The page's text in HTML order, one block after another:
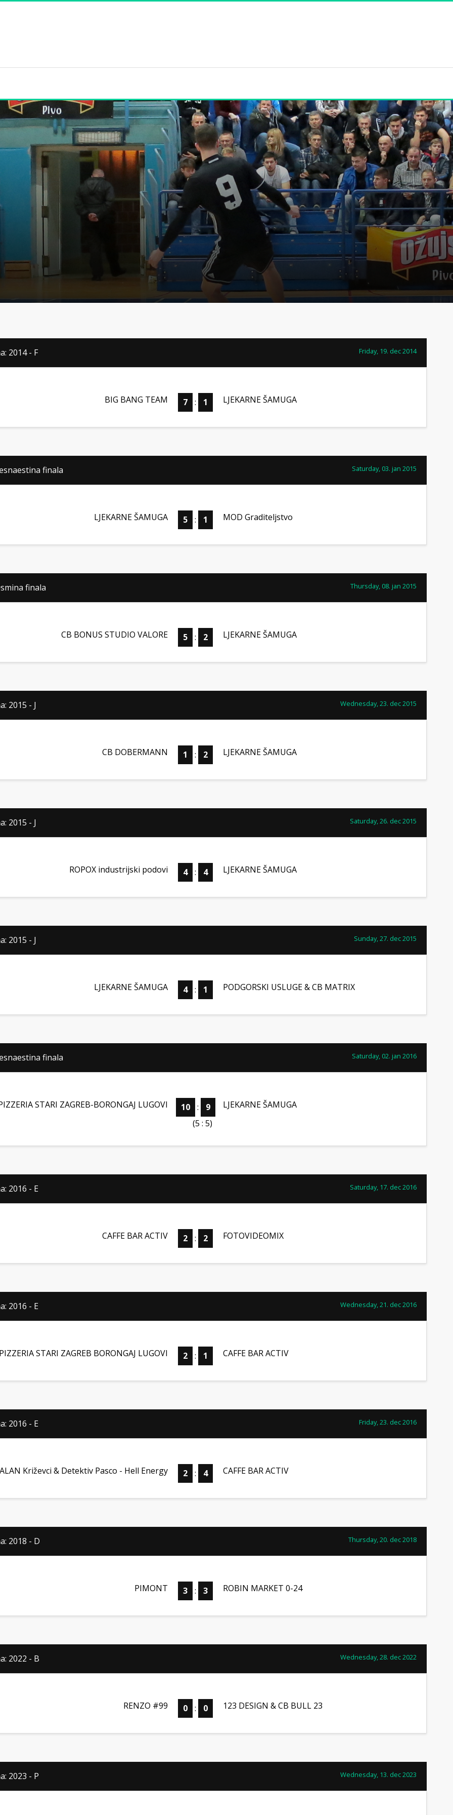
2014 - F Friday, 19. dec 2014
BIG BANG TEAM 7 : 1 LJEKARNE ŠAMUGA
finala Saturday, 03. jan 2015
LJEKARNE ŠAMUGA 5 : 1 MOD Graditeljstvo
finala Thursday, 08. jan 2015
CB BONUS STUDIO VALORE 5 : 2 LJEKARNE ŠAMUGA
2015 - J Wednesday, 23. dec 2015
CB DOBERMANN 1 : 2 LJEKARNE ŠAMUGA
2015 - J Saturday, 26. dec 2015
ROPOX industrijski podovi 4 : 4 LJEKARNE ŠAMUGA
2015 - J Sunday, 27. dec 2015
LJEKARNE ŠAMUGA 4 : 1 PODGORSKI USLUGE & CB MATRIX
finala Saturday, 02. jan 2016
STARI ZAGREB-BORONGAJ LUGOVI 10 :
9
(5 : 5)
LJEKARNE ŠAMUGA
2016 - E Saturday, 17. dec 2016
CAFFE BAR ACTIV 2 : 2 FOTOVIDEOMIX
2016 - E Wednesday, 21. dec 2016
PIZZERIA STARI ZAGREB BORONGAJ LUGOVI 2 : 1 CAFFE BAR ACTIV
2016 - E Friday, 23. dec 2016
ALAN Križevci & Detektiv Pasco - Hell Energy 2 : 4 CAFFE BAR ACTIV
2018 - D Thursday, 20. dec 2018
PIMONT 3 : 3 ROBIN MARKET 0-24
2022 - B Wednesday, 28. dec 2022
RENZO #99 0 : 0 123 DESIGN & CB BULL 23
2023 - P Wednesday, 13. dec 2023